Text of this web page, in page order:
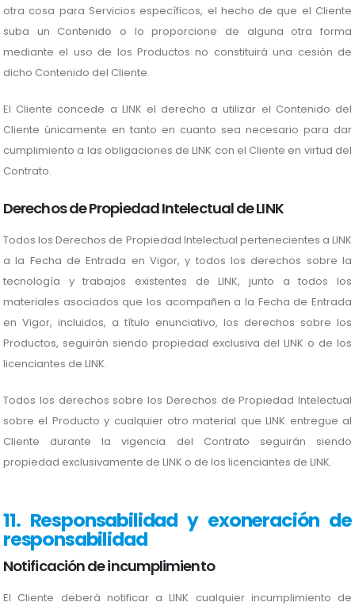
otra cosa para Servicios específicos, el hecho de que el Cliente
suba un Contenido o lo proporcione de alguna otra forma
mediante el uso de los Productos no constituirá una cesión de
dicho Contenido del Cliente.
El Cliente concede a LINK el derecho a utilizar el Contenido del
Cliente únicamente en tanto en cuanto sea necesario para dar
cumplimiento a las obligaciones de LINK con el Cliente en virtud del
Contrato.
Derechos de Propiedad Intelectual de LINK
Todos los Derechos de Propiedad Intelectual pertenecientes a LINK
a la Fecha de Entrada en Vigor, y todos los derechos sobre la
tecnología y trabajos existentes de LINK, junto a todos los
materiales asociados que los acompañen a la Fecha de Entrada
en Vigor, incluidos, a título enunciativo, los derechos sobre los
Productos, seguirán siendo propiedad exclusiva del LINK o de los
licenciantes de LINK.
Todos los derechos sobre los Derechos de Propiedad Intelectual
sobre el Producto y cualquier otro material que LINK entregue al
Cliente durante la vigencia del Contrato seguirán siendo
propiedad exclusivamente de LINK o de los licenciantes de LINK.
11. Responsabilidad y exoneración de
responsabilidad
Notificación de incumplimiento
El Cliente deberá notificar a LINK cualquier incumplimiento de